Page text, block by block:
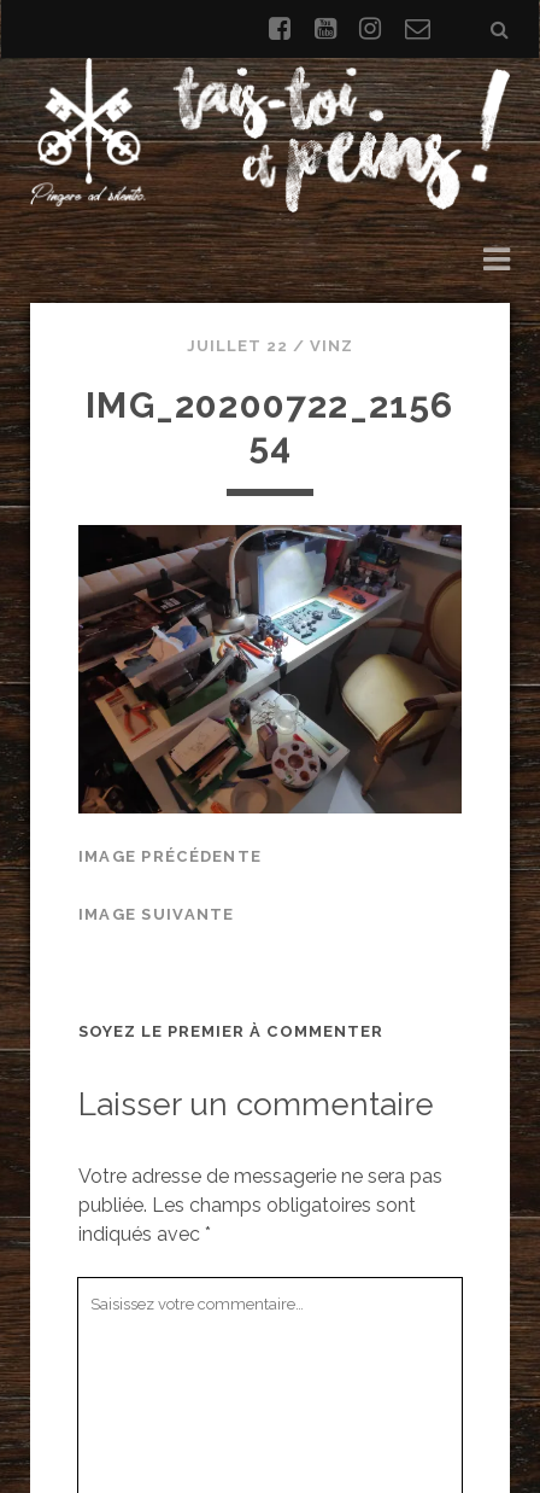
facebookyoutubeinstagram
de
contact
JUILLET 22 /VINZ
IMG_20200722_2156
54
IMAGE PRÉCÉDENTE
IMAGE SUIVANTE
SOYEZ LE PREMIER À COMMENTER
Laisser un commentaire
Votre adresse de messagerie ne sera pas
publiée. Les champs obligatoires sont
indiqués avec *